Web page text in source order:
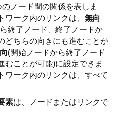
ノード間の関係を表しま
ワーク内のリンクは、 無向
終了ノード、終了ノードか
どちらの向きにも進むことが
(開始ノードから終了ノード
むことが可能)に設定できま
ワーク内のリンクは、すべて
素は、ノードまたはリンクで